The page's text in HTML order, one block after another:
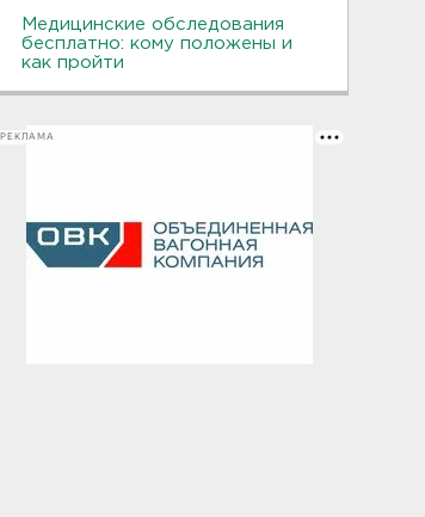
Медицинские обследования
бесплатно: кому положены и
как пройти
РЕКЛАМА